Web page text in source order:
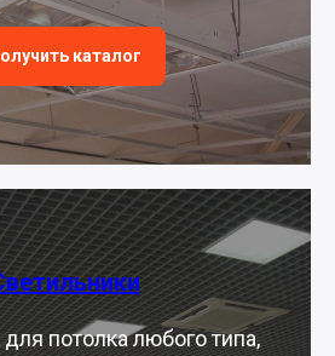
каталог
потолка любого типа,